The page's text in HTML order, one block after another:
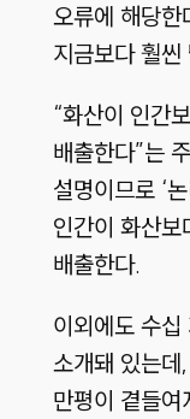
오류에 해당한
지금보다 훨씬
“화산이 인간
배출한다”는
설명이므로 ‘
인간이 화산보
배출한다.
이외에도 수십
소개돼 있는데 ,
만평이 곁들